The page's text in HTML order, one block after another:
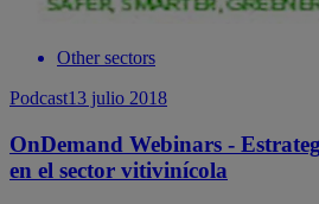
Other sectors
Podcast13 julio 2018
OnDemand Webinars -
en el sector vitivinícola